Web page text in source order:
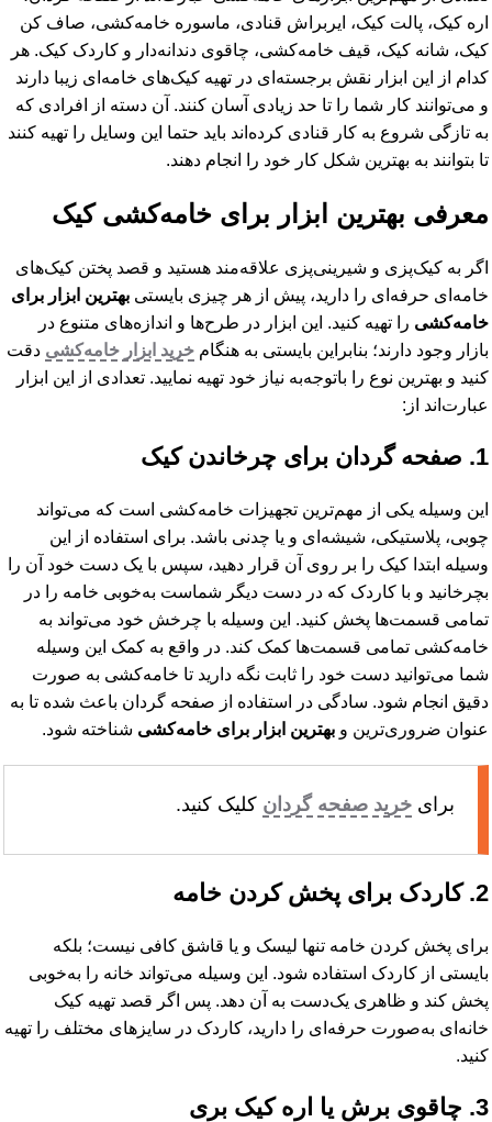
اره کیک، پالت کیک، ایربراش قنادی، ماسوره خامه‌کشی، صاف کن
کیک، شانه کیک، قیف خامه‌کشی، چاقوی دندانه‌دار و کاردک کیک. هر
کدام از این ابزار نقش برجسته‌ای در تهیه کیک‌های خامه‌ای زیبا دارند
و می‌توانند کار شما را تا حد زیادی آسان کنند. آن دسته از افرادی که
به تازگی شروع به کار قنادی کرده‌اند باید حتما این وسایل را تهیه کنند
تا بتوانند به بهترین شکل کار خود را انجام دهند.
معرفی بهترین ابزار برای خامه‌کشی کیک
اگر به کیک‌پزی و شیرینی‌پزی علاقه‌مند هستید و قصد پختن کیک‌های
خامه‌ای حرفه‌ای را دارید، پیش از هر چیزی بایستی بهترین ابزار برای
خامه‌کشی را تهیه کنید. این ابزار در طرح‌ها و اندازه‌های متنوع در
بازار وجود دارند؛ بنابراین بایستی به هنگام خرید ابزار خامه‌کشی دقت
کنید و بهترین نوع را باتوجه‌به نیاز خود تهیه نمایید. تعدادی از این ابزار
عبارت‌اند از:
1. صفحه گردان برای چرخاندن کیک
این وسیله یکی از مهم‌ترین تجهیزات خامه‌کشی است که می‌تواند
چوبی، پلاستیکی، شیشه‌ای و یا چدنی باشد. برای استفاده از این
وسیله ابتدا کیک را بر روی آن قرار دهید، سپس با یک دست خود آن را
بچرخانید و با کاردک که در دست دیگر شماست به‌خوبی خامه را در
تمامی قسمت‌ها پخش کنید. این وسیله با چرخش خود می‌تواند به
خامه‌کشی تمامی قسمت‌ها کمک کند. در واقع به کمک این وسیله
شما می‌توانید دست خود را ثابت نگه دارید تا خامه‌کشی به صورت
دقیق انجام شود. سادگی در استفاده از صفحه گردان باعث شده تا به
عنوان ضروری‌ترین و بهترین ابزار برای خامه‌کشی شناخته شود.
برای خرید صفحه گردان کلیک کنید.
2. کاردک برای پخش کردن خامه
برای پخش کردن خامه تنها لیسک و یا قاشق کافی نیست؛ بلکه
بایستی از کاردک استفاده شود. این وسیله می‌تواند خانه را به‌خوبی
پخش کند و ظاهری یک‌دست به آن دهد. پس اگر قصد تهیه کیک
خانه‌ای به‌صورت حرفه‌ای را دارید، کاردک در سایزهای مختلف را تهیه
کنید.
3. چاقوی برش یا اره کیک بری